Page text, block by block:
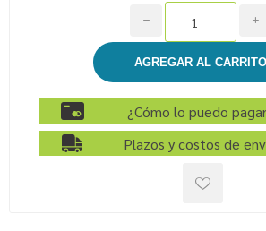
i
h
¿Cómo lo puedo
Plazos y costos de